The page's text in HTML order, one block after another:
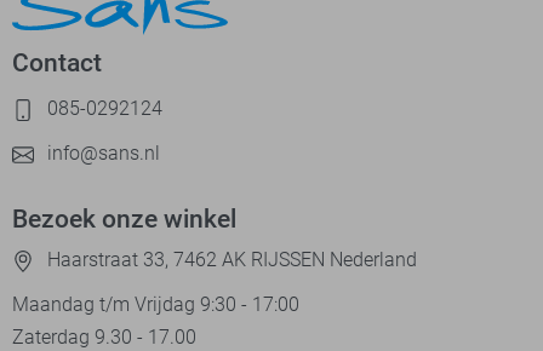
Contact
085-0292124
info@sans.nl
Bezoek onze winkel
Haarstraat 33, 7462 AK RIJSSEN Nederland
Maandag t/m Vrijdag 9:30 - 17:00
Zaterdag 9.30 - 17.00